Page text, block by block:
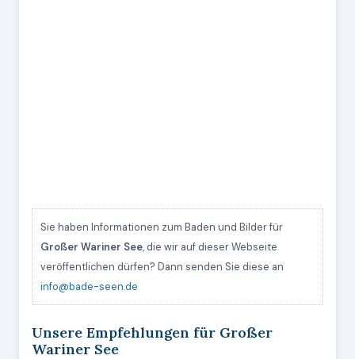
Sie haben Informationen zum Baden und Bilder für
Großer Wariner See, die wir auf dieser Webseite
veröffentlichen dürfen? Dann senden Sie diese an
info@bade-seen.de
Unsere Empfehlungen für Großer
Wariner See